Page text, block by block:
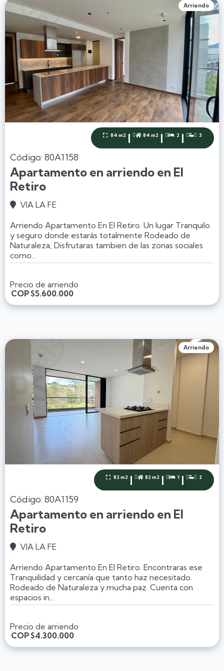
Arriendo
 84 m2 |  84 m2 |  2 |  3
Código: 80A1158
Apartamento en arriendo en El
Retiro
 VIA LA FE
Arriendo Apartamento En El Retiro. Un lugar Tranquilo
y seguro donde estarás totalmente Rodeado de
Naturaleza, Disfrutaras tambien de las zonas sociales
como...
Precio de arriendo
COP$5.600.000
Arriendo
 82 m2 |  82 m2 |  1 |  2
Código: 80A1159
Apartamento en arriendo en El
Retiro
 VIA LA FE
Arriendo Apartamento En El Retiro. Encontraras ese
Tranquilidad y cercanía que tanto haz necesitado.
Rodeado de Naturaleza y mucha paz. Cuenta con
espacios in...
Precio de arriendo
COP$4.300.000